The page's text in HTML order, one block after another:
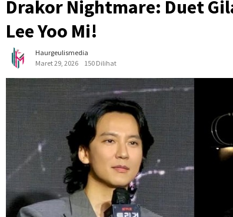
Drakor Nightmare: Duet
Lee Yoo Mi!
Haurgeulismedia
Maret 29, 2026
150 Dilihat